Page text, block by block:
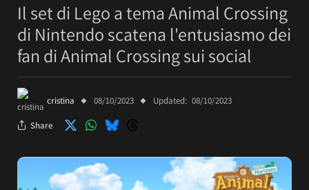
Il set di Lego a tema Animal Crossing
di Nintendo scatena l'entusiasmo dei
fan di Animal Crossing sui social
cristina 08/10/2023 Updated: 08/10/2023
Share